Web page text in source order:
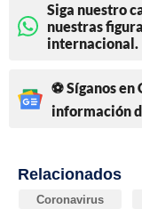
Siga nuestro
nuestras
internacional.
⚽ Síganos
información
Relacionados
Coronavirus